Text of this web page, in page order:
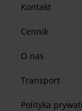
Kontakt
Cennik
O nas
Transport
Polityka